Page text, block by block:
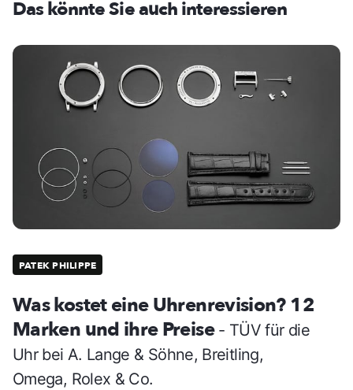
Das könnte Sie auch interessieren
PATEK PHILIPPE
Was kostet eine Uhrenrevision? 12
Marken und ihre Preise - TÜV für die
Uhr bei A. Lange & Söhne, Breitling,
Omega, Rolex & Co.